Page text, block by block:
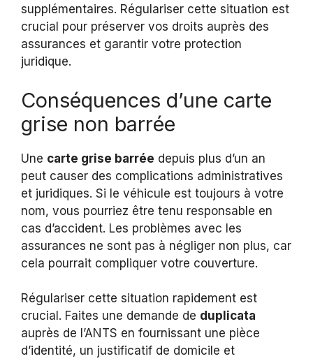
supplémentaires. Régulariser cette situation est
crucial pour préserver vos droits auprès des
assurances et garantir votre protection
juridique.
Conséquences d’une carte
grise non barrée
Une carte grise barrée depuis plus d’un an
peut causer des complications administratives
et juridiques. Si le véhicule est toujours à votre
nom, vous pourriez être tenu responsable en
cas d’accident. Les problèmes avec les
assurances ne sont pas à négliger non plus, car
cela pourrait compliquer votre couverture.
Régulariser cette situation rapidement est
crucial. Faites une demande de duplicata
auprès de l’ANTS en fournissant une pièce
d’identité, un justificatif de domicile et